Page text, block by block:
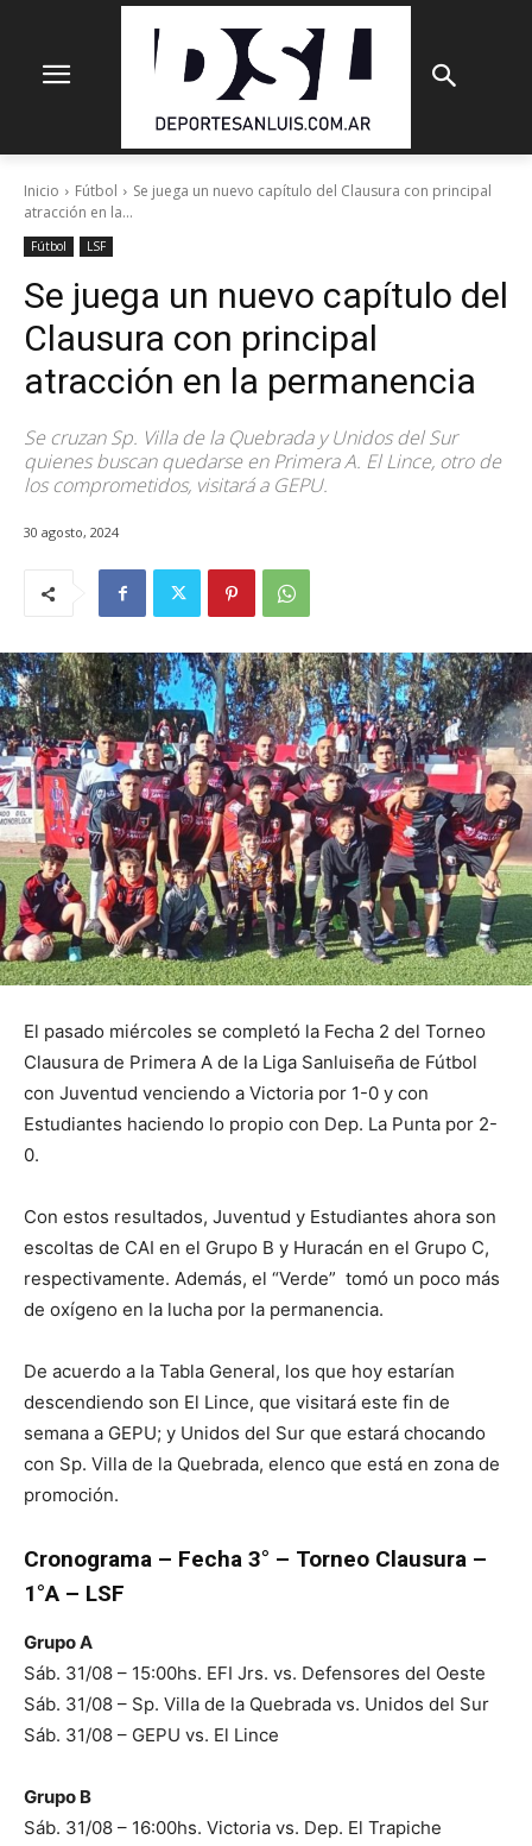
Inicio Fútbol
Se juega un nuevo capítulo del Clausura con principal
atracción en la...
Fútbol LSF
Se juega un nuevo capítulo del
Clausura con principal
atracción en la permanencia
Se cruzan Sp. Villa de la Quebrada y Unidos del Sur
quienes buscan quedarse en Primera A. El Lince, otro de
los comprometidos, visitará a GEPU.
30 agosto, 2024
El pasado miércoles se completó la Fecha 2 del Torneo
Clausura de Primera A de la Liga Sanluiseña de Fútbol
con Juventud venciendo a Victoria por 1-0 y con
Estudiantes haciendo lo propio con Dep. La Punta por 2-
0.
Con estos resultados, Juventud y Estudiantes ahora son
escoltas de CAI en el Grupo B y Huracán en el Grupo C,
respectivamente. Además, el “Verde” tomó un poco más
de oxígeno en la lucha por la permanencia.
De acuerdo a la Tabla General, los que hoy estarían
descendiendo son El Lince, que visitará este fin de
semana a GEPU; y Unidos del Sur que estará chocando
con Sp. Villa de la Quebrada, elenco que está en zona de
promoción.
Cronograma – Fecha 3° – Torneo Clausura –
1°A – LSF
Grupo A
Sáb. 31/08 – 15:00hs. EFI Jrs. vs. Defensores del Oeste
Sáb. 31/08 – Sp. Villa de la Quebrada vs. Unidos del Sur
Sáb. 31/08 – GEPU vs. El Lince
Grupo B
Sáb. 31/08 – 16:00hs. Victoria vs. Dep. El Trapiche